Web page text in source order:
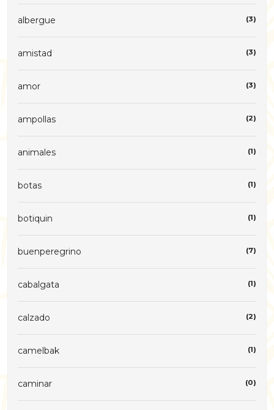
albergue (3)
amistad (3)
amor (3)
ampollas (2)
animales (1)
botas (1)
botiquin (1)
buenperegrino (7)
cabalgata (1)
calzado (2)
camelbak (1)
caminar (0)